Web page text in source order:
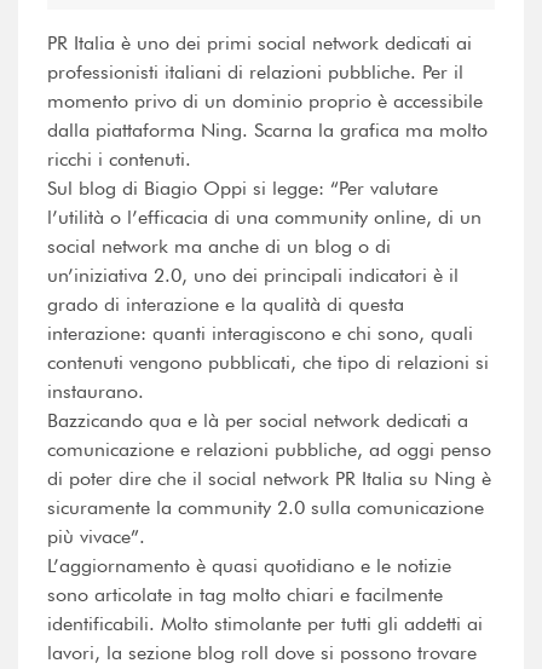
PR Italia è uno dei primi social network dedicati ai
professionisti italiani di relazioni pubbliche. Per il
momento privo di un dominio proprio è accessibile
dalla piattaforma Ning. Scarna la grafica ma molto
ricchi i contenuti.
Sul blog di Biagio Oppi si legge: “Per valutare
l’utilità o l’efficacia di una community online, di un
social network ma anche di un blog o di
un’iniziativa 2.0, uno dei principali indicatori è il
grado di interazione e la qualità di questa
interazione: quanti interagiscono e chi sono, quali
contenuti vengono pubblicati, che tipo di relazioni si
instaurano.
Bazzicando qua e là per social network dedicati a
comunicazione e relazioni pubbliche, ad oggi penso
di poter dire che il social network PR Italia su Ning è
sicuramente la community 2.0 sulla comunicazione
più vivace”.
L’aggiornamento è quasi quotidiano e le notizie
sono articolate in tag molto chiari e facilmente
identificabili. Molto stimolante per tutti gli addetti ai
lavori, la sezione blog roll dove si possono trovare